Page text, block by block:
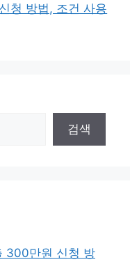
청 방법, 조건 사용
검색
300만원 신청 방